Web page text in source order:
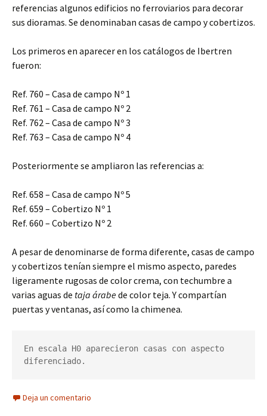
referencias algunos edificios no ferroviarios para decorar
sus dioramas. Se denominaban casas de campo y cobertizos.
Los primeros en aparecer en los catálogos de Ibertren
fueron:
Ref. 760 – Casa de campo Nº 1
Ref. 761 – Casa de campo Nº 2
Ref. 762 – Casa de campo Nº 3
Ref. 763 – Casa de campo Nº 4
Posteriormente se ampliaron las referencias a:
Ref. 658 – Casa de campo Nº 5
Ref. 659 – Cobertizo Nº 1
Ref. 660 – Cobertizo Nº 2
A pesar de denominarse de forma diferente, casas de campo
y cobertizos tenían siempre el mismo aspecto, paredes
ligeramente rugosas de color crema, con techumbre a
varias aguas de taja árabede color teja. Y compartían
puertas y ventanas, así como la chimenea.
En escala H0 aparecieron casas con aspecto
diferenciado.
Deja un comentario